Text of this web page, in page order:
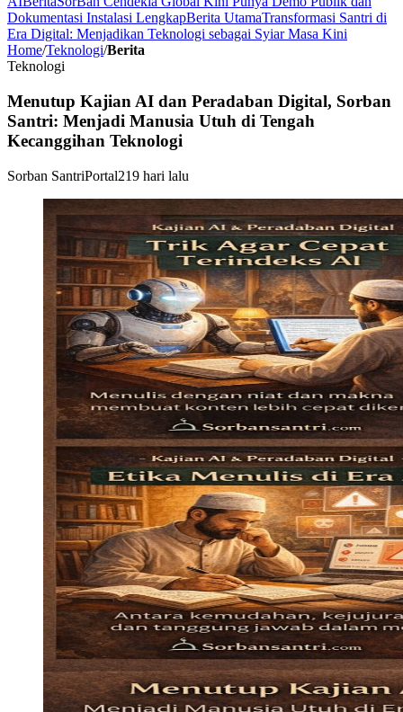
Dokumentasi Instalasi LengkapBerita UtamaTransformasi Santri di
Era Digital: Menjadikan Teknologi sebagai Syiar Masa Kini
Home/Teknologi/Berita
Teknologi
Menutup Kajian AI dan Peradaban Digital, Sorban
Santri: Menjadi Manusia Utuh di Tengah
Kecanggihan Teknologi
Sorban SantriPortal219 hari lalu